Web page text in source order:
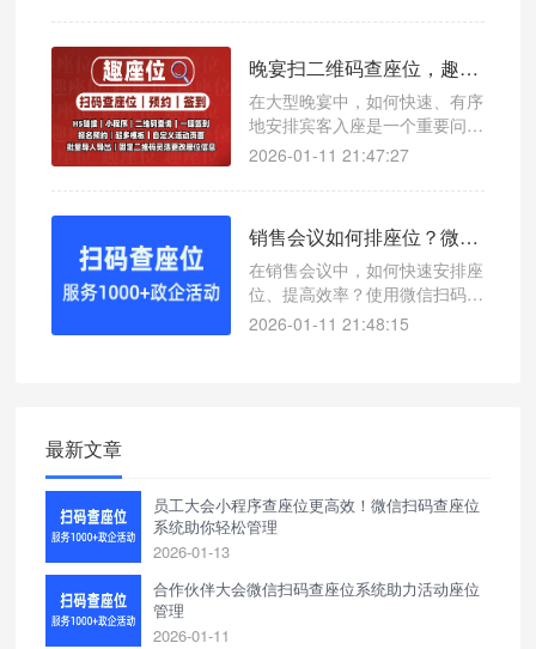
帮助主办方轻松管理座位信息，
晚宴扫二维码查座位，趣座位提升用餐体验的高效解决方案
在大型晚宴中，如何快速、有序
地安排宾客入座是一个重要问
题。使用微信扫码查座位系统，
体用餐效率。
2026-01-11 21:47:27
销售会议如何排座位？微信扫码查座位系统让效率翻倍
在销售会议中，如何快速安排座
位、提高效率？使用微信扫码查
座位系统，一键查询座位号，支
2026-01-11 21:48:15
最新文章
员工大会小程序查座位更高效！微信扫码查座位
系统助你轻松管理
2026-01-13
合作伙伴大会微信扫码查座位系统助力活动座位
管理
2026-01-11